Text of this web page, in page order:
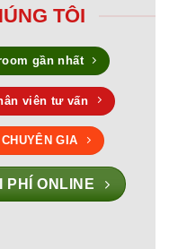
TÔI
gần nhất
viên tư vấn
GIA
PHÍ ONLINE